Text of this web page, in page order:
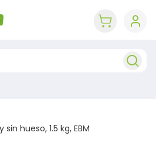
hueso, 1.5 kg, EBM